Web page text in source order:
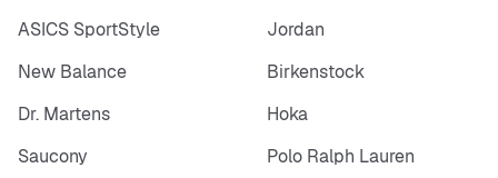
ASICS SportStyle
Jordan
New Balance
Birkenstock
Dr. Martens
Hoka
Saucony
Polo Ralph Lauren